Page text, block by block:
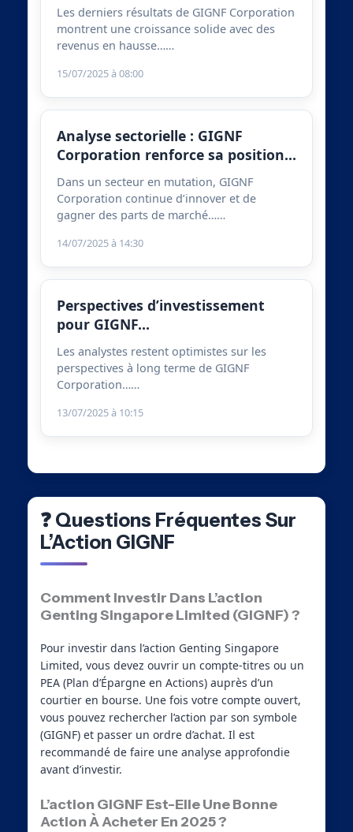
Les derniers résultats de GIGNF Corporation
montrent une croissance solide avec des
revenus en hausse……
15/07/2025 à 08:00
Analyse sectorielle : GIGNF
Corporation renforce sa position…
Dans un secteur en mutation, GIGNF
Corporation continue d’innover et de
gagner des parts de marché……
14/07/2025 à 14:30
Perspectives d’investissement
pour GIGNF…
Les analystes restent optimistes sur les
perspectives à long terme de GIGNF
Corporation……
13/07/2025 à 10:15
❓ Questions Fréquentes Sur
L’Action GIGNF
Comment Investir Dans L’action
Genting Singapore Limited (GIGNF) ?
Pour investir dans l’action Genting Singapore
Limited, vous devez ouvrir un compte-titres ou un
PEA (Plan d’Épargne en Actions) auprès d’un
courtier en bourse. Une fois votre compte ouvert,
vous pouvez rechercher l’action par son symbole
(GIGNF) et passer un ordre d’achat. Il est
recommandé de faire une analyse approfondie
avant d’investir.
L’action GIGNF Est-Elle Une Bonne
Action À Acheter En 2025 ?